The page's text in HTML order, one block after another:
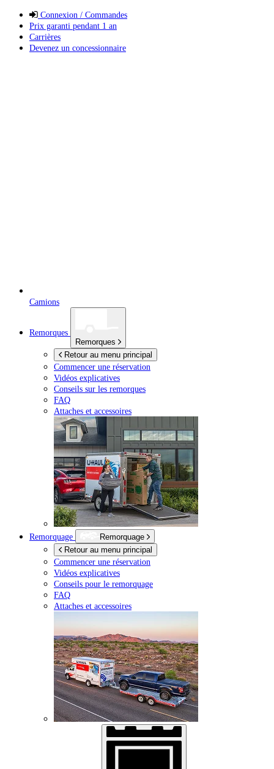
Connexion / Commandes
Prix garanti pendant 1 an
Carrières
Devenez un concessionnaire
Camions
Remorques
Remorques
Retour au menu principal
Commencer une réservation
Vidéos explicatives
Conseils sur les remorques
FAQ
Attaches et accessoires
Remorquage
Remorquage
Retour au menu principal
Commencer une réservation
Vidéos explicatives
Conseils pour le remorquage
FAQ
Attaches et accessoires